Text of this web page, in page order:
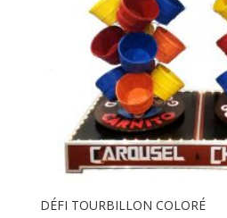
DÉFI TOURBILLON COLORÉ